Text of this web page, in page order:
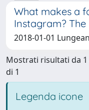
What makes a
Instagram?
2018-01-01
Mostrati risultati da 1
di 1
Legenda icone